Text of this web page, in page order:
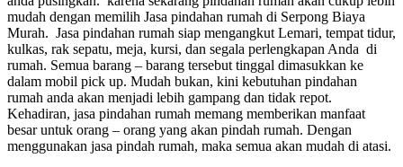
mudah dengan memilih Jasa pindahan rumah di Serpong Biaya
Murah. Jasa pindahan rumah siap mengangkut Lemari, tempat tidur,
kulkas, rak sepatu, meja, kursi, dan segala perlengkapan Anda di
rumah. Semua barang – barang tersebut tinggal dimasukkan ke
dalam mobil pick up. Mudah bukan, kini kebutuhan pindahan
rumah anda akan menjadi lebih gampang dan tidak repot.
Kehadiran, jasa pindahan rumah memang memberikan manfaat
besar untuk orang – orang yang akan pindah rumah. Dengan
menggunakan jasa pindah rumah, maka semua akan mudah di atasi.